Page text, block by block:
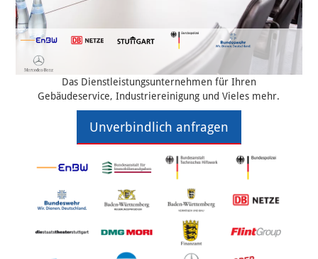
Das Dienstleistungsunternehmen für Ihren
Gebäudeservice, Industriereinigung und Vieles mehr.
Unverbindlich anfragen